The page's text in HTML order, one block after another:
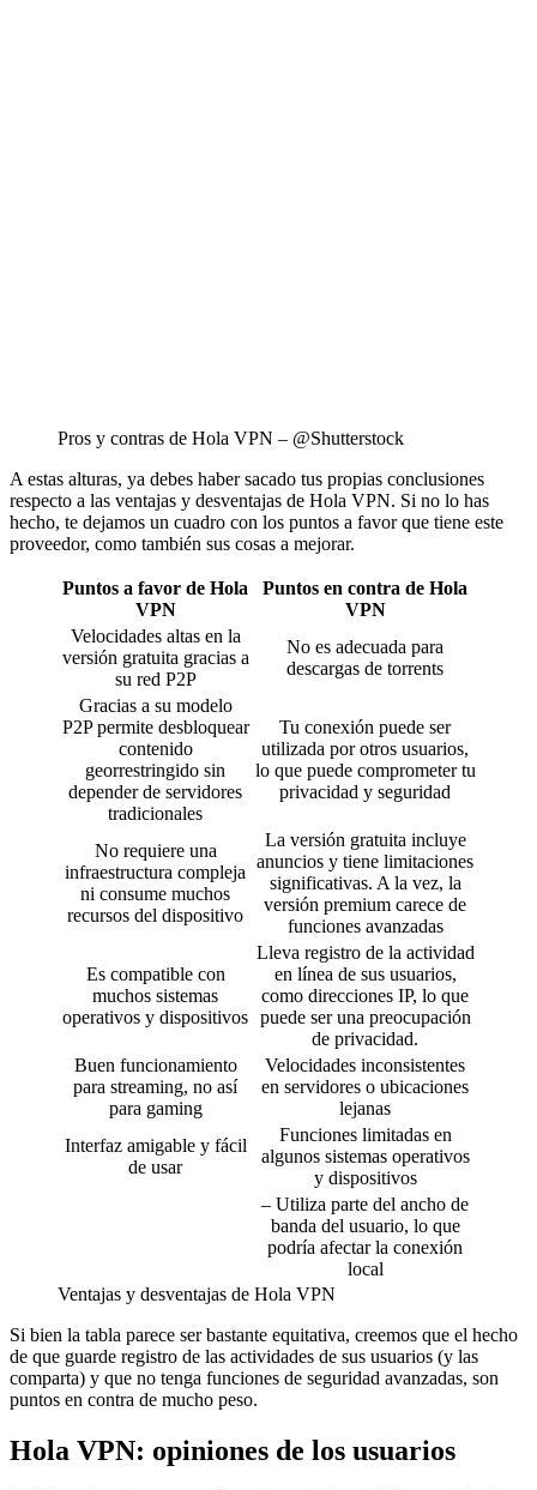
Pros y contras de Hola VPN – @Shutterstock
A estas alturas, ya debes haber sacado tus propias conclusiones
respecto a las ventajas y desventajas de Hola VPN. Si no lo has
hecho, te dejamos un cuadro con los puntos a favor que tiene este
proveedor, como también sus cosas a mejorar.
Puntos a favor de Hola
VPN
Puntos en contra de Hola
VPN
Velocidades altas en la
versión gratuita gracias a
su red P2P
No es adecuada para
descargas de torrents
Gracias a su modelo
P2P permite desbloquear
contenido
georrestringido sin
depender de servidores
tradicionales
Tu conexión puede ser
utilizada por otros usuarios,
lo que puede comprometer tu
privacidad y seguridad
No requiere una
infraestructura compleja
ni consume muchos
recursos del dispositivo
La versión gratuita incluye
anuncios y tiene limitaciones
significativas. A la vez, la
versión premium carece de
funciones avanzadas
Es compatible con
muchos sistemas
operativos y dispositivos
Lleva registro de la actividad
en línea de sus usuarios,
como direcciones IP, lo que
puede ser una preocupación
de privacidad.
Buen funcionamiento
para streaming, no así
para gaming
Velocidades inconsistentes
en servidores o ubicaciones
lejanas
Interfaz amigable y fácil
de usar
Funciones limitadas en
algunos sistemas operativos
y dispositivos
– Utiliza parte del ancho de
banda del usuario, lo que
podría afectar la conexión
local
Ventajas y desventajas de Hola VPN
Si bien la tabla parece ser bastante equitativa, creemos que el hecho
de que guarde registro de las actividades de sus usuarios (y las
comparta) y que no tenga funciones de seguridad avanzadas, son
puntos en contra de mucho peso.
Hola VPN: opiniones de los usuarios